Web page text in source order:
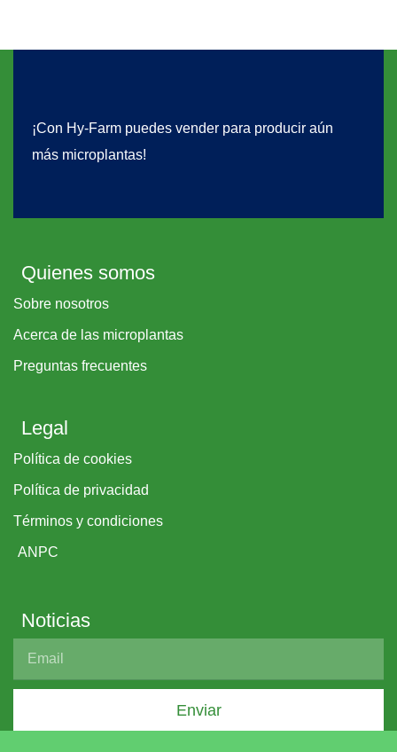
¡Con Hy-Farm puedes vender para producir aún
más microplantas!
Quienes somos
Sobre nosotros
Acerca de las microplantas
Preguntas frecuentes
Legal
Política de cookies
Política de privacidad
Términos y condiciones
ANPC
Noticias
Enviar